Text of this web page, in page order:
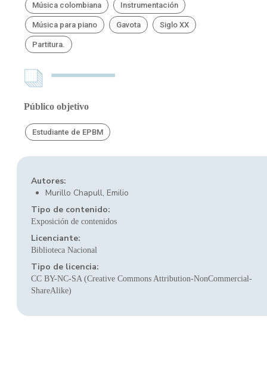
Música colombiana Instrumentación
Música para piano Gavota Siglo XX
Partitura.
Público objetivo
Estudiante de EPBM
Autores:
Murillo Chapull, Emilio
Tipo de contenido:
Exposición de contenidos
Licenciante:
Biblioteca Nacional
Tipo de licencia:
CC BY-NC-SA (Creative Commons Attribution-NonCommercial-
ShareAlike)